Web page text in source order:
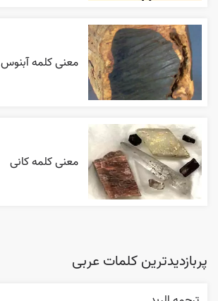
معنی کلمه آبنوس
معنی کلمه کانی
پربازدیدترین کلمات عربی